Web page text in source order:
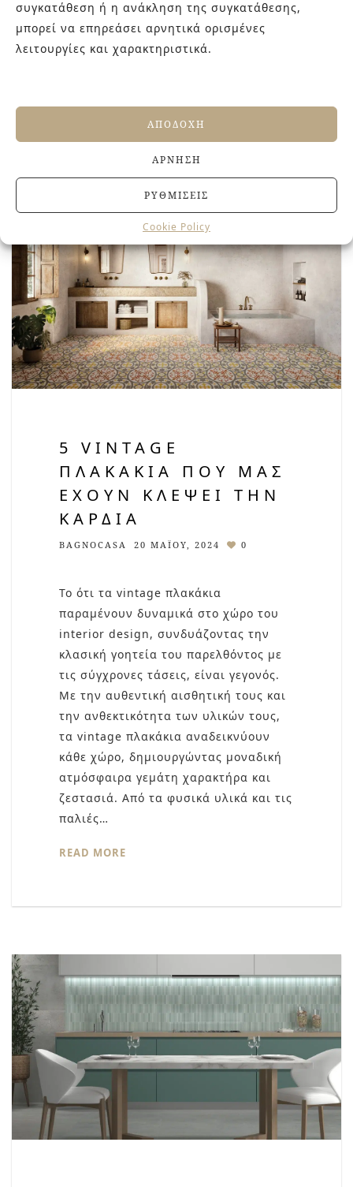
συγκατάθεση ή η ανάκληση της συγκατάθεσης,
μπορεί να επηρεάσει αρνητικά ορισμένες
λειτουργίες και χαρακτηριστικά.
ΑΠΟΔΟΧΉ
ΆΡΝΗΣΗ
ΡΥΘΜΊΣΕΙΣ
Cookie Policy
θα σας προτείνουμε τα κατάλληλα
πλακάκια μπάνιου για να πετύχετε το
ίδιο εντυπωσιακό αποτέλεσμα.…
5 VINTAGE
ΠΛΑΚΆΚΙΑ ΠΟΥ ΜΑΣ
ΈΧΟΥΝ ΚΛΈΨΕΙ ΤΗΝ
ΚΑΡΔΙΆ
BAGNOCASA 20 ΜΑΪ́ΟΥ, 2024 0
Το ότι τα vintage πλακάκια
παραμένουν δυναμικά στο χώρο του
interior design, συνδυάζοντας την
κλασική γοητεία του παρελθόντος με
τις σύγχρονες τάσεις, είναι γεγονός.
Με την αυθεντική αισθητική τους και
την ανθεκτικότητα των υλικών τους,
τα vintage πλακάκια αναδεικνύουν
κάθε χώρο, δημιουργώντας μοναδική
ατμόσφαιρα γεμάτη χαρακτήρα και
ζεστασιά. Από τα φυσικά υλικά και τις
παλιές…
READ MORE